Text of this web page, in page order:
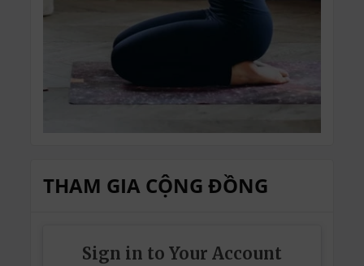
THAM GIA CỘNG ĐỒNG
Sign in to Your Account